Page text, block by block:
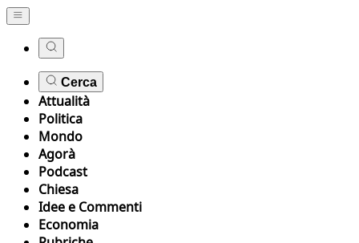
Cerca
Attualità
Politica
Mondo
Agorà
Podcast
Chiesa
Idee e Commenti
Economia